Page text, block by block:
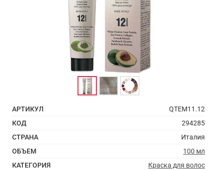
АРТИКУЛ
QTEM11.12
КОД
294285
СТРАНА
Италия
ОБЪЕМ
100 мл
КАТЕГОРИЯ
Краска для волос